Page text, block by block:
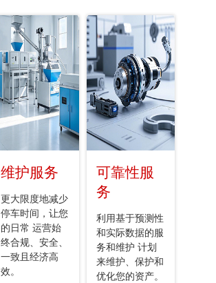
维护服务
更大限度地减少
停车时间，让您
的日常 运营始
终合规、安全、
一致且经济高
效。
可靠性服
务
利用基于预测性
和实际数据的服
务和维护 计划
来维护、保护和
优化您的资产。